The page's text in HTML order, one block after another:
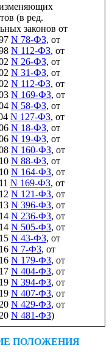
(в ред.
законов от
N 78-ФЗ, от
N 112-ФЗ, от
N 26-ФЗ, от
N 31-ФЗ, от
N 112-ФЗ, от
N 169-ФЗ, от
N 58-ФЗ, от
N 127-ФЗ, от
N 18-ФЗ, от
N 19-ФЗ, от
N 160-ФЗ, от
N 88-ФЗ, от
N 164-ФЗ, от
N 169-ФЗ, от
N 121-ФЗ, от
N 396-ФЗ, от
N 236-ФЗ, от
N 505-ФЗ, от
N 43-ФЗ, от
N 7-ФЗ, от
N 179-ФЗ, от
N 404-ФЗ, от
N 394-ФЗ, от
N 407-ФЗ, от
N 429-ФЗ, от
N 481-ФЗ)
ПОЛОЖЕНИЯ